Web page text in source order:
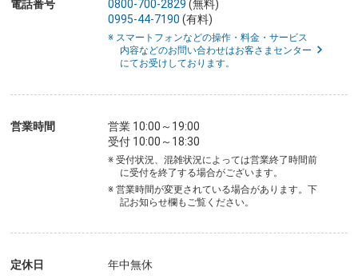
電話番号 0800-700-2829 (無料)
0995-44-7190 (有料)
※ スマートフォンなどの操作・料金・サービス
内容などのお問い合わせはお客さまセンター
にてお受けしております。
営業時間
営業 10:00～19:00
受付 10:00～18:30
※ 受付状況、混雑状況によっては営業終了時間前
に受付を終了する場合がございます。
※ 営業時間が変更されている場合があります。下
記お知らせ欄もご覧ください。
定休日 年中無休